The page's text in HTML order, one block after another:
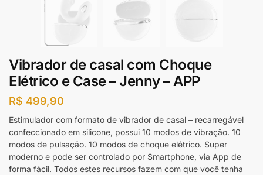
Vibrador de casal com Choque
Elétrico e Case – Jenny – APP
R$ 499,90
Estimulador com formato de vibrador de casal – recarregável
confeccionado em silicone, possui 10 modos de vibração. 10
modos de pulsação. 10 modos de choque elétrico. Super
moderno e pode ser controlado por Smartphone, via App de
forma fácil. Todos estes recursos fazem com que você tenha